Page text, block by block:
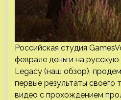
Российская студия
феврале деньги на
Legacy (наш обзор),
первые результаты своего
видео с прохождением